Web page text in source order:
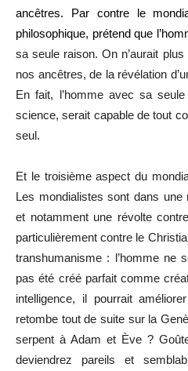
ancêtres. Par contre le
philosophique, prétend que
sa seule raison. On n’aurait
nos ancêtres, de la révélation
En fait, l’homme avec sa
science, serait capable de tout
seul.
Et le troisième aspect du
Les mondialistes sont dans une
et notamment une révolte
particulièrement contre le
transhumanisme : l’homme ne
pas été créé parfait comme
intelligence, il pourrait
retombe tout de suite sur la
serpent à Adam et Ève ?
deviendrez pareils et